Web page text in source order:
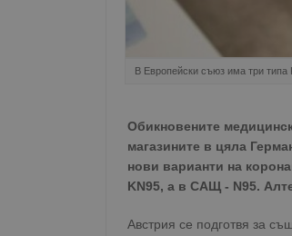
В Европейски съюз има три типа
Обикновените
магазините в цяла
нови варианти на
KN95, а в САЩ - N95.
Австрия се подготвя за